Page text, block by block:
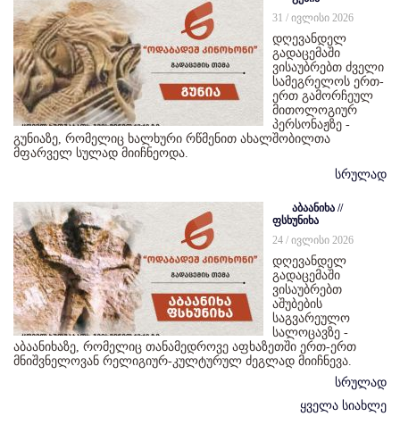
31 / ივლისი 2026
დღევანდელ
გადაცემაში
ვისაუბრებთ ძველი
სამეგრელოს ერთ-
ერთ გამორჩეულ
მითოლოგიურ
პერსონაჟზე -
გუნიაზე, რომელიც ხალხური რწმენით ახალშობილთა
მფარველ სულად მიიჩნეოდა.
სრულად
აბაანიხა //
ფსხუნიხა
24 / ივლისი 2026
დღევანდელ
გადაცემაში
ვისაუბრებთ
აშუბების
საგვარეულო
სალოცავზე -
აბაანიხაზე, რომელიც თანამედროვე აფხაზეთში ერთ-ერთ
მნიშვნელოვან რელიგიურ-კულტურულ ძეგლად მიიჩნევა.
სრულად
ყველა სიახლე